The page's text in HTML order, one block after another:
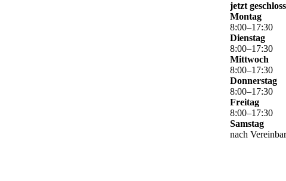
jetzt
Montag
8:00–17:30
Dienstag
8:00–17:30
Mittwoch
8:00–17:30
Donnerstag
8:00–17:30
Freitag
8:00–17:30
Samstag
nach